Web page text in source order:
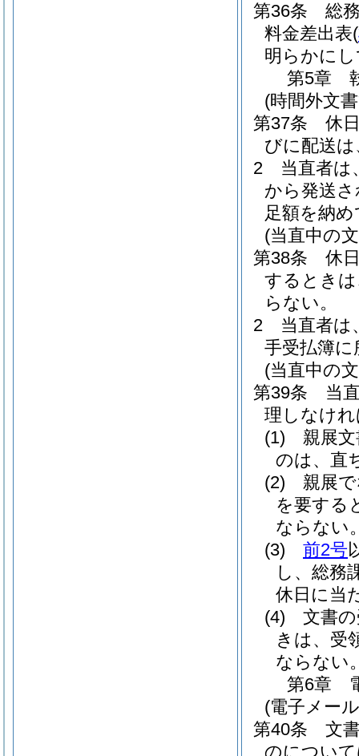
第36条
総
料金差出表(
明らかに
第5章
(時間外文
第37条
休
びに配送
2
当直者は
から発送
足額を納
(当直中の
第38条
休
するとき
らない。
2
当直者は
手受払簿
(当直中の
第39条
当
理しなけ
(1)
親展
のは、直
(2)
親展
を要する
ならない
(3)
前2号
し、総務
休日に当
(4)
文書
きは、受
ならない
第6章
(電子メー
第40条
文
のについ